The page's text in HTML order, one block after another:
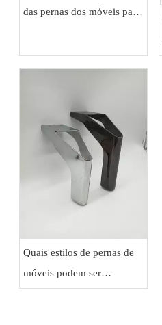
das pernas dos móveis para
Quais estilos de pernas de
móveis podem ser